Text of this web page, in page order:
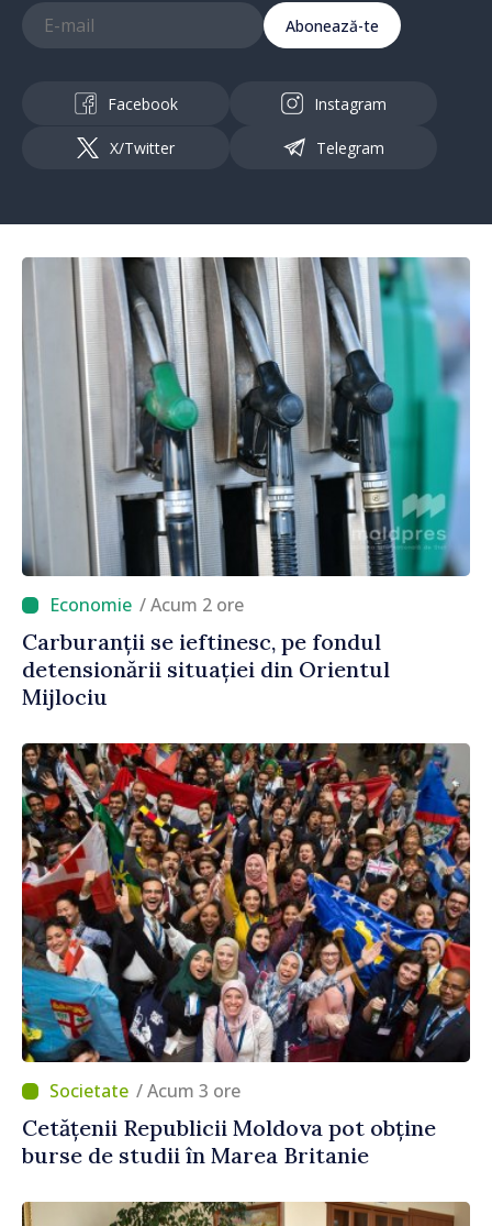
Abonează-te
Facebook Instagram
X/Twitter Telegram
/ Acum 2 ore
Carburanții se ieftinesc, pe fondul
detensionării situației din Orientul
Mijlociu
/ Acum 3 ore
Cetățenii Republicii Moldova pot obține
burse de studii în Marea Britanie